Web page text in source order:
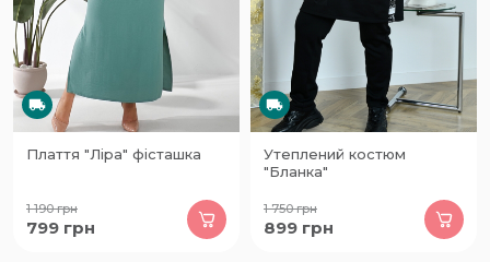
Плаття "Ліра" фісташка
1 190грн
799 грн
Утеплений костюм
"Бланка"
1 750грн
899 грн